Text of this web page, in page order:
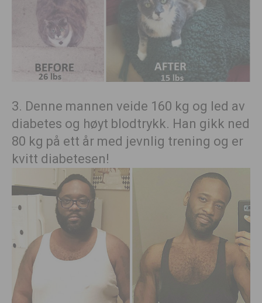
3. Denne mannen veide 160 kg og led av
diabetes og høyt blodtrykk. Han gikk ned
80 kg på ett år med jevnlig trening og er
kvitt diabetesen!